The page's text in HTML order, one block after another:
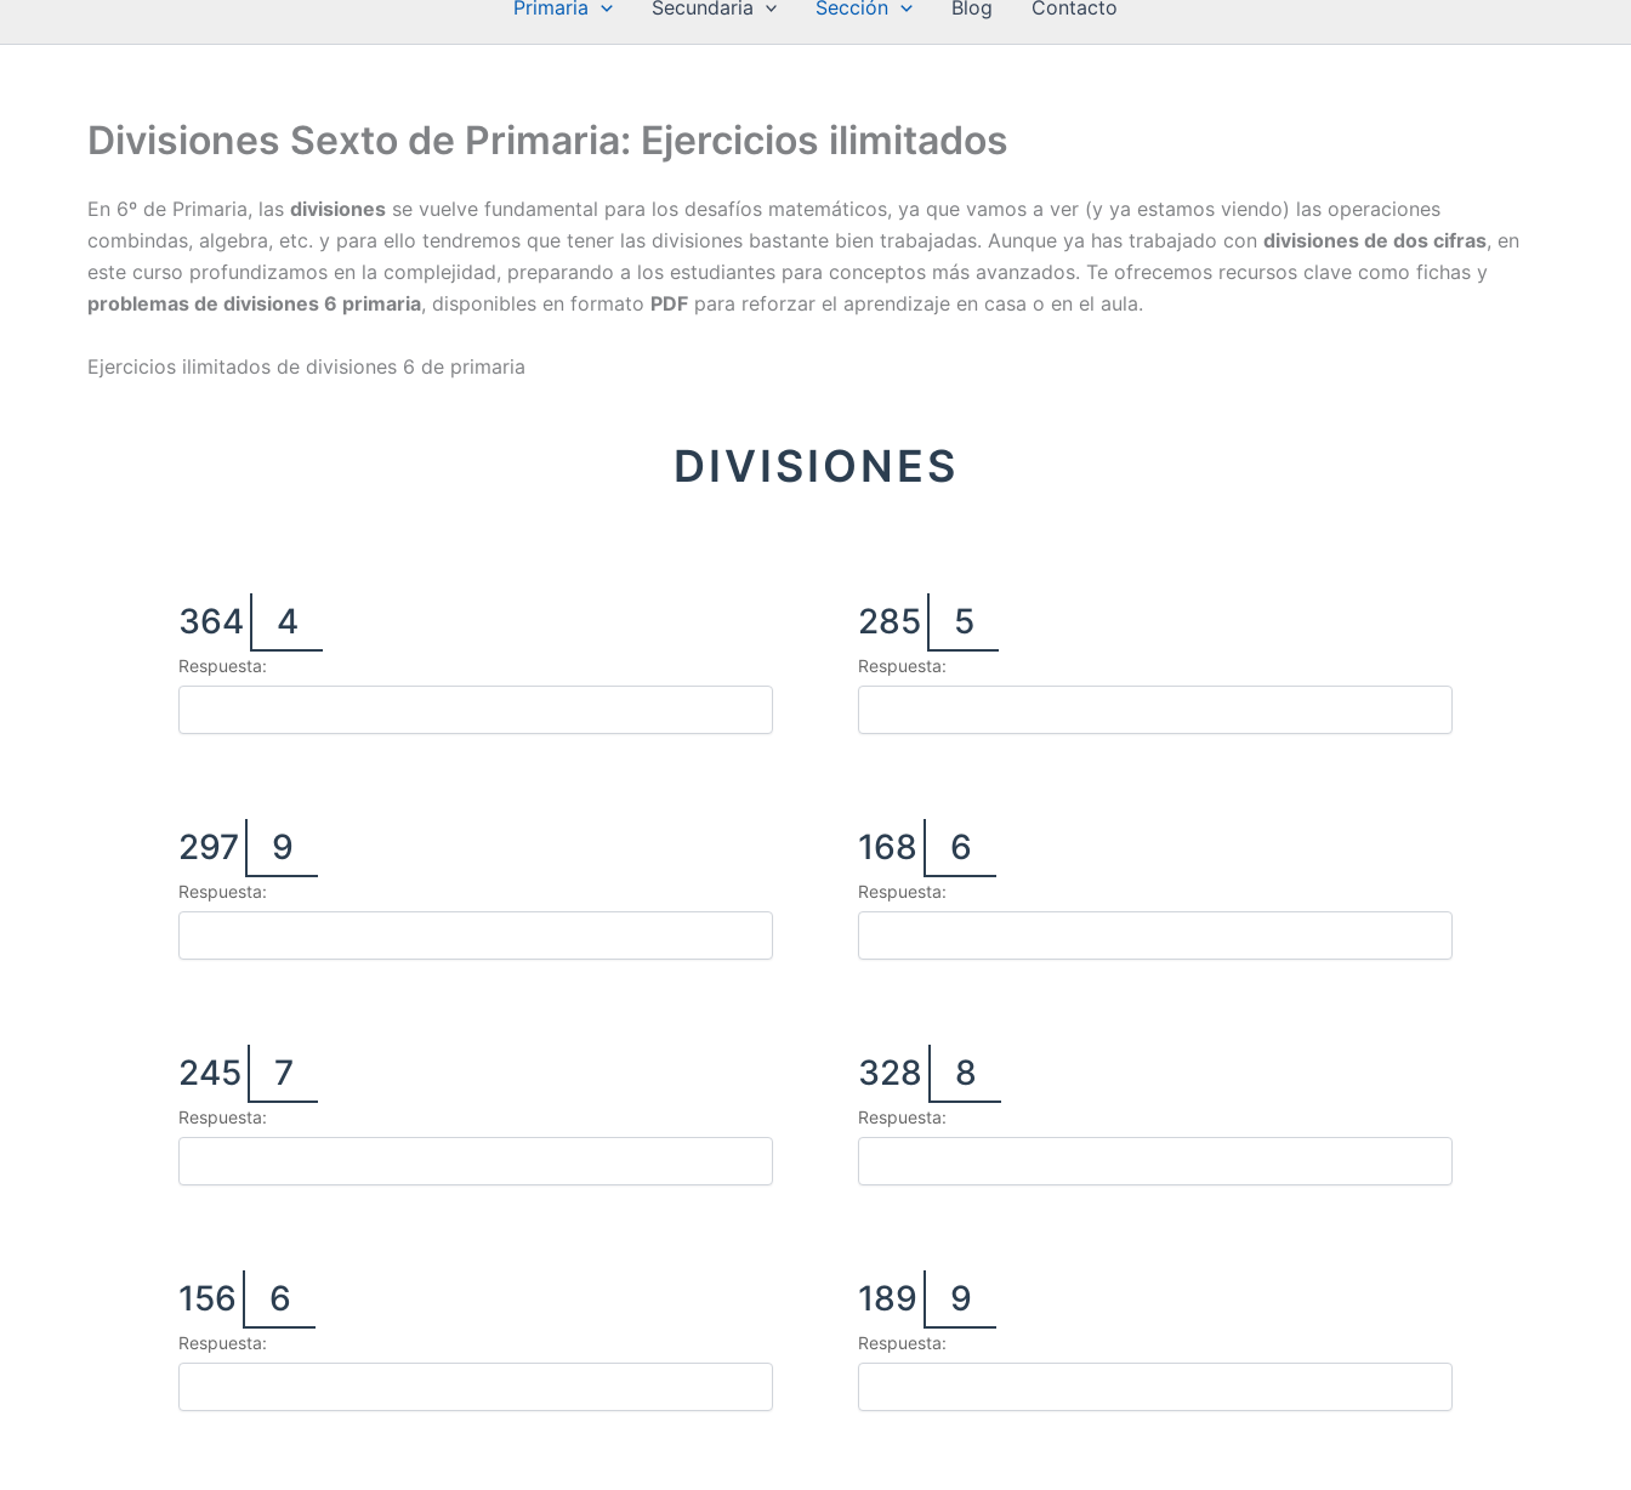
Primaria Secundaria Sección Blog Contacto
Divisiones Sexto de Primaria: Ejercicios ilimitados
En 6º de Primaria, las divisiones se vuelve fundamental para los desafíos matemáticos, ya que vamos a ver (y ya estamos viendo) las operaciones
combindas, algebra, etc. y para ello tendremos que tener las divisiones bastante bien trabajadas. Aunque ya has trabajado con divisiones de dos cifras, en
este curso profundizamos en la complejidad, preparando a los estudiantes para conceptos más avanzados. Te ofrecemos recursos clave como fichas y
problemas de divisiones 6 primaria, disponibles en formato PDF para reforzar el aprendizaje en casa o en el aula.
Ejercicios ilimitados de divisiones 6 de primaria
DIVISIONES
364 4
Respuesta:
285 5
Respuesta:
297 9
Respuesta:
168 6
Respuesta:
245 7
Respuesta:
328 8
Respuesta:
156 6
Respuesta:
189 9
Respuesta: